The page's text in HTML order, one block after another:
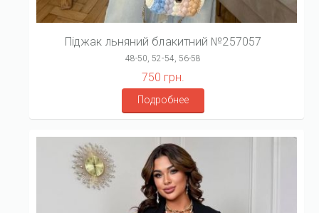
Піджак льняний блакитний №257057
48-50, 52-54, 56-58
750 грн.
Подробнее